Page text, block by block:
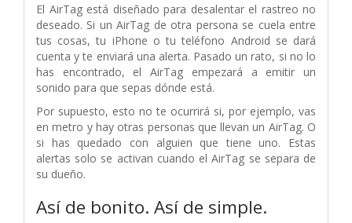
El AirTag está diseñado para desalentar el rastreo no
deseado. Si un AirTag de otra persona se cuela entre
tus cosas, tu iPhone o tu teléfono Android se dará
cuenta y te enviará una alerta. Pasado un rato, si no lo
has encontrado, el AirTag empezará a emitir un
sonido para que sepas dónde está.
Por supuesto, esto no te ocurrirá si, por ejemplo, vas
en metro y hay otras personas que llevan un AirTag. O
si has quedado con alguien que tiene uno. Estas
alertas solo se activan cuando el AirTag se separa de
su dueño.
Así de bonito. Así de simple.